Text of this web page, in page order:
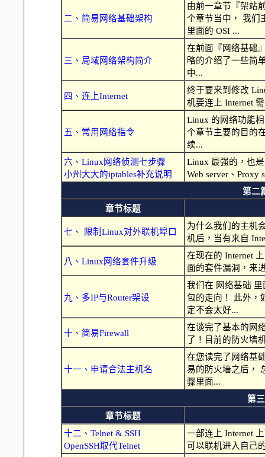
二、简易网络基础架构
由前一章节『架站
个章节当中， 我们
里面的 OSI ...
三、局域网络架构简介
在前面『网络基础
略的介绍了一些简
中...
四、连上Internet
终于要来到修改
机要连上 Internet
五、常用网络指令
Linux 的网络功能
个章节主要的目的
续...
六、Linux网络侦测七步骤
小州大大的iptables补充说明
Linux 最强的，也
Web server、Proxy
第二
章节标题
七、 限制Linux对外联机埠口
为什么我们的主机
机后，当有来自
八、Linux网络套件升级
在现在的 Internet
面的套件漏洞，来
九、多IP与Router架设
我们在 网络基础
包的走向！ 此外，
定不会太好...
十、简易Firewall
在谈完了基本的网
了！目前的防火墙
十一、申请合法主机名
在您读完了网络基
易的防火墙之后，
骤里面...
第
章节标题
十二、Telnet & SSH
OpenSSH取代Telnet
一部连上 Internet
可以联机进入自己